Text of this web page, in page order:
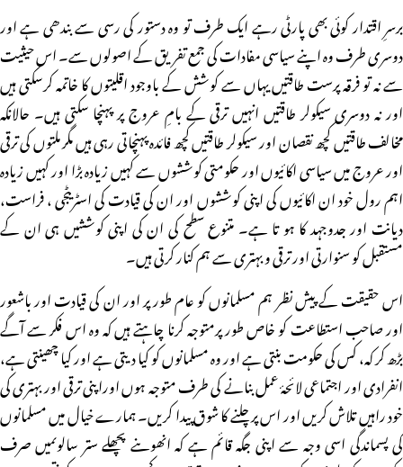
برسرِ اقتدار کوئی بھی پارٹی رہے ایک طرف تو وہ دستور کی رسی سے بندھی ہے اور
دوسری طرف وہ اپنے سیاسی مفادات کی جمع تفریق کے اصولوں سے۔ اس حیثیت
سے نہ تو فرقہ پرست طاقتیں یہاں سے کوشش کے باوجود اقلیتوں کا خاتمہ کرسکتی ہیں
اور نہ دوسری سیکولر طاقتیں انہیں ترقی کے بامِ عروج پر پہنچا سکتی ہیں۔ حالانکہ
مخالف طاقتیں کچھ نقصان اور سیکولر طاقتیں کچھ فائدہ پہنچاتی رہی ہیں مگر ملتوں کی ترقی
اور عروج میں سیاسی اکائیوں اور حکومتی کوششوں سے کہیں زیادہ بڑا اور کہیں زیادہ
اہم رول خود ان اکائیوں کی اپنی کوششوں اور ان کی قیادت کی اسٹریٹجی ، فراست،
دیانت اور جدوجہد کا ہو تا ہے۔ متنوع سطح کی ان کی اپنی کوششیں ہی ان کے
مستقبل کو سنوارتی اور ترقی و بہتری سے ہم کنار کرتی ہیں۔
اس حقیقت کے پیش نظر ہم مسلمانوں کو عام طور پر اور ان کی قیادت اور باشعور
اور صاحب استطاعت کو خاص طور پرمتوجہ کرنا چاہتے ہیں کہ وہ اس فکر سے آگے
بڑھ کر کہ، کس کی حکومت بنتی ہے اور وہ مسلمانوں کو کیا دیتی ہے اور کیا چھینتی ہے،
انفرادی اور اجتماعی لائحۂ عمل بنانے کی طرف متوجہ ہوں اوراپنی ترقی اور بہتری کی
خود راہیں تلاش کریں اور اس پر چلنے کا شوق پیدا کریں۔ ہمارے خیال میں مسلمانوں
کی پسماندگی اسی وجہ سے اپنی جگہ قائم ہے کہ انھوںنے پچھلے ستر سالوںمیں صرف